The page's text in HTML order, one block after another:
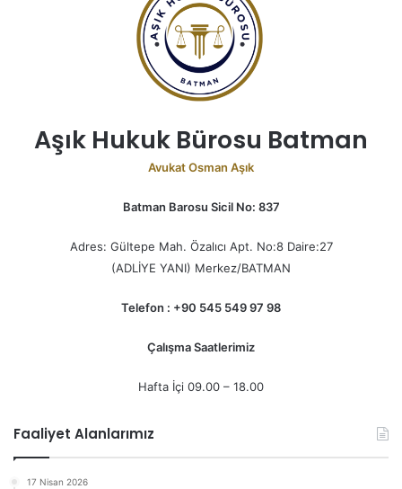
Aşık Hukuk Bürosu Batman
Avukat Osman Aşık
Batman Barosu Sicil No: 837
Adres: Gültepe Mah. Özalıcı Apt. No:8 Daire:27
(ADLİYE YANI) Merkez/BATMAN
Telefon : +90 545 549 97 98
Çalışma Saatlerimiz
Hafta İçi 09.00 – 18.00
Faaliyet Alanlarımız
17 Nisan 2026